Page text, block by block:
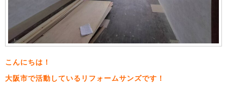
こんにちは！
大阪市で活動しているリフォームサンズです！